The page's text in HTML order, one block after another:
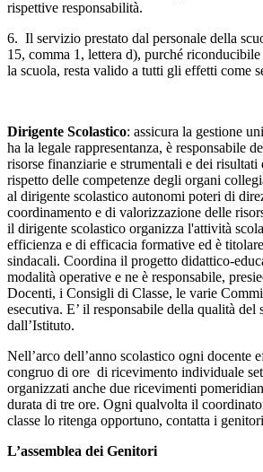
rispettive responsabilità.
6. Il servizio prestato dal personale della
15, comma 1, lettera d), purché
la scuola, resta valido a tutti gli effetti come
Dirigente Scolastico: assicura la gestione
ha la legale rappresentanza, è responsabile
risorse finanziarie e strumentali e dei
rispetto delle competenze degli organi
al dirigente scolastico autonomi poteri di
coordinamento e di valorizzazione delle
il dirigente scolastico organizza l'attività
efficienza e di efficacia formative ed è
sindacali. Coordina il progetto didattico-
modalità operative e ne è responsabile,
Docenti, i Consigli di Classe, le varie
esecutiva. E’ il responsabile della qualità del
dall’Istituto.
Nell’arco dell’anno scolastico ogni docente
congruo di ore di ricevimento individuale
organizzati anche due ricevimenti
durata di tre ore. Ogni qualvolta il
classe lo ritenga opportuno, contatta i
L’assemblea dei Genitori